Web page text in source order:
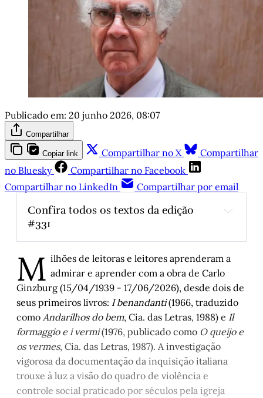
Publicado em: 20 junho 2026, 08:07
Compartilhar
Copiar link Compartilhar no X
Compartilhar
no Bluesky
Compartilhar no Facebook
Compartilhar no LinkedIn
Compartilhar por email
Confira todos os textos da edição
#331
Sem explosões, com transformações, por
Luís Augusto Fischer
Maria Regina Pilla: Existencialista, militante,
cidadã do mundo , por Luís Augusto Fischer
Primeiro, não tomar gol, por Fernando
Carvalho
Minha primeira Copa, por Juremir Machado
da Silva
O rock gaúcho – Parte XII, por Arthur de
Faria
Rebeldia comportada, por Abrão Slavutsky
M ilhões de leitoras e leitores aprenderam a
admirar e aprender com a obra de Carlo
Ginzburg (15/04/1939 - 17/06/2026), desde dois de
seus primeiros livros: I benandanti(1966, traduzido
como Andarilhos do bem, Cia. das Letras, 1988) e Il
formaggio e i vermi(1976, publicado como O queijo e
os vermes, Cia. das Letras, 1987). A investigação
vigorosa da documentação da inquisição italiana
trouxe à luz a visão do quadro de violência e
controle social praticado por séculos pela igreja